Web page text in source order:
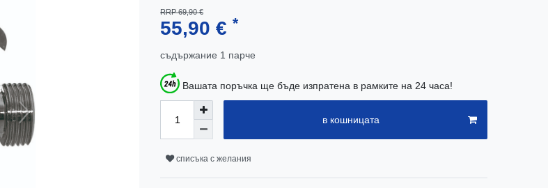
RRP 69,90 €
55,90 € *
съдържание 1 парче
Вашата поръчка ще бъде изпратена в рамките на 24 часа!
в кошницата
списъка с желания